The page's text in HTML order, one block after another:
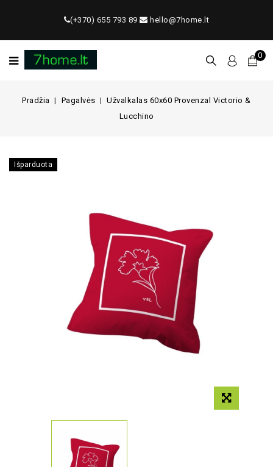
(+370) 655 793 89 hello@7home.lt
0
Pradžia Pagalvės
Užvalkalas 60x60 Provenzal Victorio &
Lucchino
Išparduota